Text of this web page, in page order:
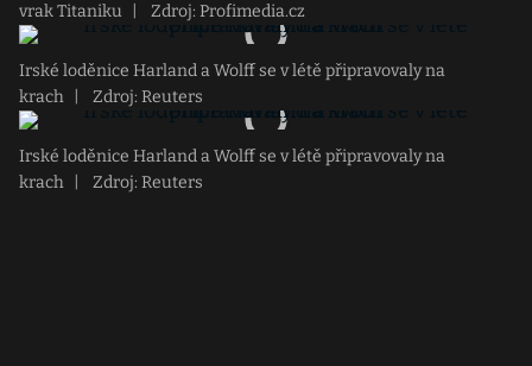
vrak Titaniku Zdroj: Profimedia.cz
Irské loděnice Harland a Wolff se v létě připravovaly na
krach
Zdroj: Reuters
Irské loděnice Harland a Wolff se v létě připravovaly na
krach
Zdroj: Reuters